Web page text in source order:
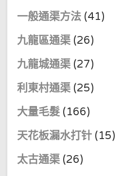
一般通渠方法 (41)
九龍區通渠 (26)
九龍城通渠 (27)
利東村通渠 (25)
大量毛髮 (166)
天花板漏水打针 (15)
太古通渠 (26)